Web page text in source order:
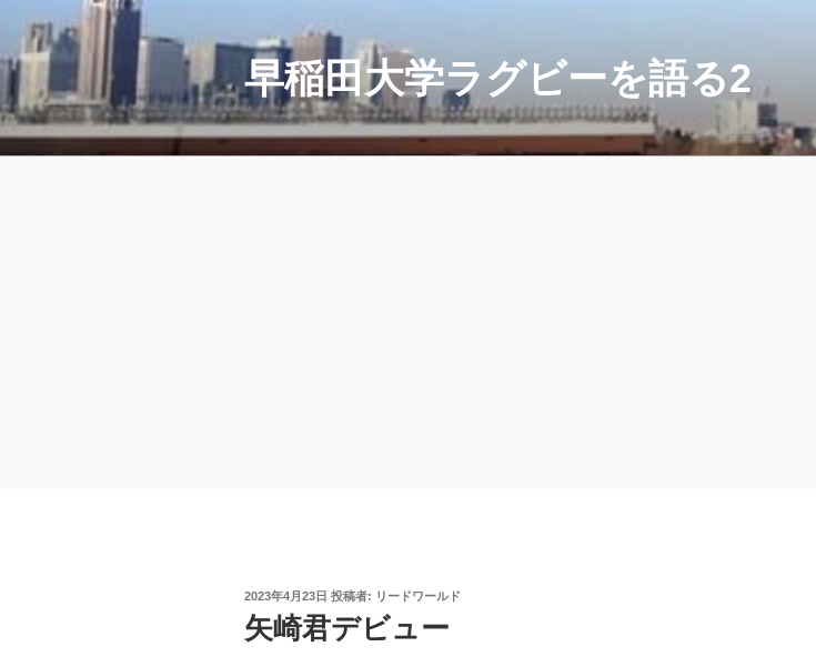
テ
ン
ツ
へ
早稲田大学ラグビーを語る2
投
稿
日:
2023年4月23日 投稿者: リードワールド
矢崎君デビュー